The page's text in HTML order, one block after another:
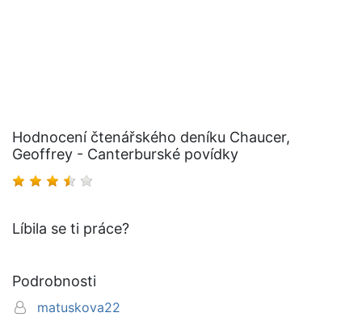
Hodnocení čtenářského deníku Chaucer,
Geoffrey - Canterburské povídky
Líbila se ti práce?
Podrobnosti
matuskova22